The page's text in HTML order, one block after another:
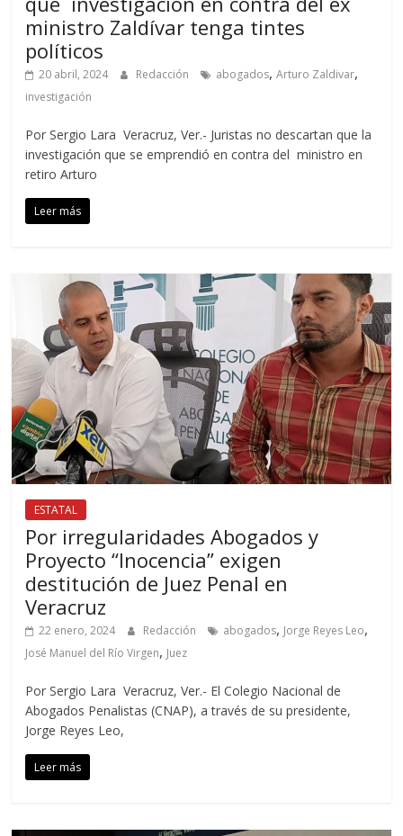
ministro Zaldívar tenga tintes
políticos
20 abril, 2024 Redacción abogados,Arturo Zaldivar,
investigación
Por Sergio Lara Veracruz, Ver.- Juristas no descartan que la
investigación que se emprendió en contra del ministro en
retiro Arturo
Leer más
ESTATAL
Por irregularidades Abogados y
Proyecto “Inocencia” exigen
destitución de Juez Penal en
Veracruz
22 enero, 2024 Redacción abogados, Jorge Reyes Leo,
José Manuel del Río Virgen, Juez
Por Sergio Lara Veracruz, Ver.- El Colegio Nacional de
Abogados Penalistas (CNAP), a través de su presidente,
Jorge Reyes Leo,
Leer más